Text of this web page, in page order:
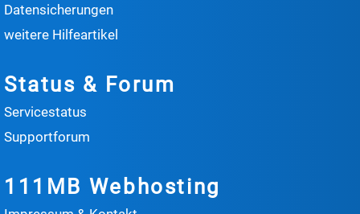
Datensicherungen
weitere Hilfeartikel
Status & Forum
Servicestatus
Supportforum
111MB Webhosting